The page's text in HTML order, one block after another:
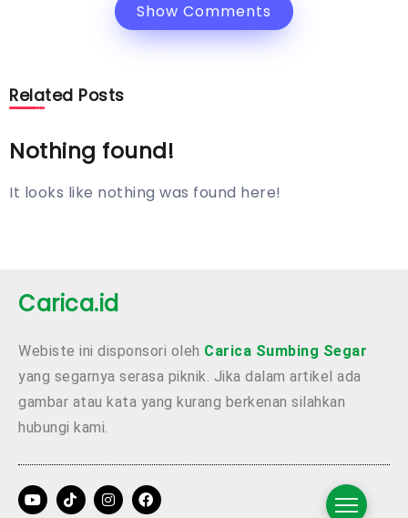
Show Comments
Related Posts
Nothing found!
It looks like nothing was found here!
Carica.id
Webiste ini disponsori oleh Carica Sumbing Segar
yang segarnya serasa piknik. Jika dalam artikel ada
gambar atau kata yang kurang berkenan silahkan
hubungi kami.